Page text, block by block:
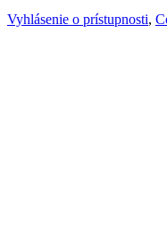
Vyhlásenie o prístupnosti,